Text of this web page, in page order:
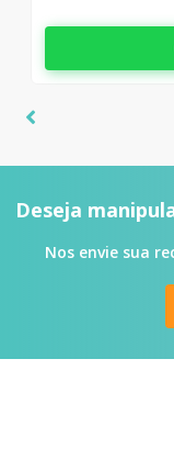
Deseja
Nos envie sua